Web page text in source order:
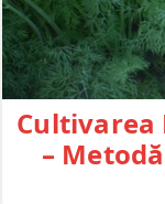
Cultivarea
–